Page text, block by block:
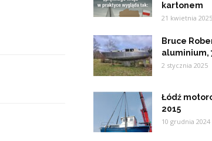
kartonem
21 kwietnia 2025
Bruce
aluminium,
2 stycznia 2025
Łódź
2015
10 grudnia 2024